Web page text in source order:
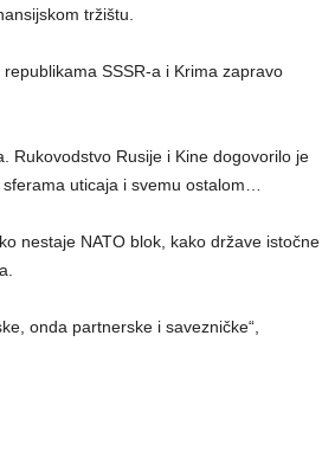
tržištu.
SSSR-a i Krima zapravo
Rukovodstvo Rusije i Kine dogovorilo je
uticaja i svemu ostalom…
nestaje NATO blok, kako države istočne
onda partnerske i savezničke“,